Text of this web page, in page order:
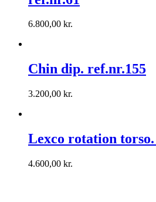
6.800,00 kr.
Chin dip. ref.nr.155
3.200,00 kr.
Lexco rotation
4.600,00 kr.